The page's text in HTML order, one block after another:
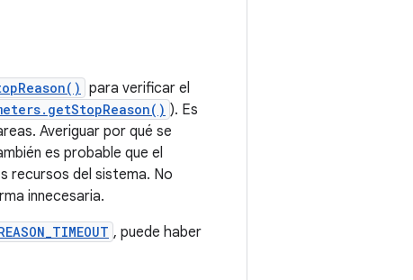
para verificar el
). Es
Averiguar por qué se
es probable que el
recursos del sistema. No
innecesaria.
, puede haber